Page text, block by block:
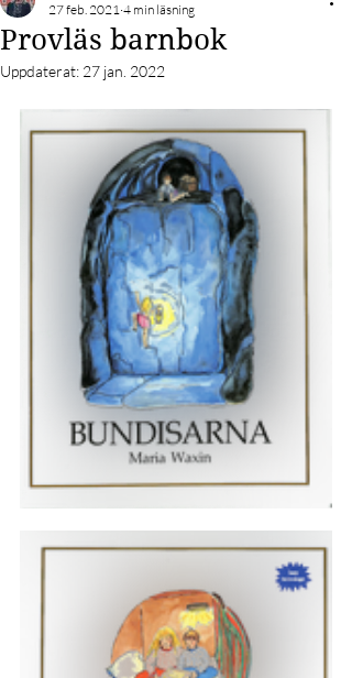
Provläs barnbok
27 feb. 2021 4 min läsning
Uppdaterat: 27 jan. 2022